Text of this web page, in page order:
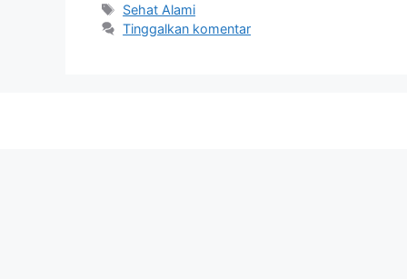
Tag
Sehat Alami
Tinggalkan komentar